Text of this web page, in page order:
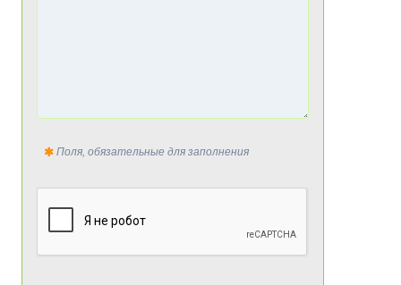
Поля, обязательные для заполнения